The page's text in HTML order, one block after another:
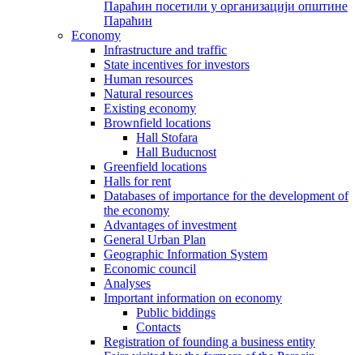
Параћин посетили у организацији општине
Параћин
Economy
Infrastructure and traffic
State incentives for investors
Human resources
Natural resources
Existing economy
Brownfield locations
Hall Stofara
Hall Buducnost
Greenfield locations
Halls for rent
Databases of importance for the development of
the economy
Advantages of investment
General Urban Plan
Geographic Information System
Еconomic council
Analyses
Important information on economy
Public biddings
Contacts
Registration of founding a business entity